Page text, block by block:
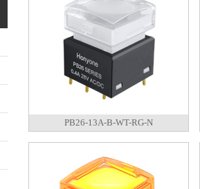
PB26-13A-B-WT-RG-N